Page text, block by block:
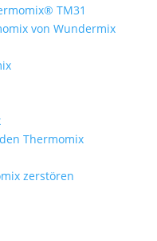
TM31
von Wundermix
Thermomix
zerstören